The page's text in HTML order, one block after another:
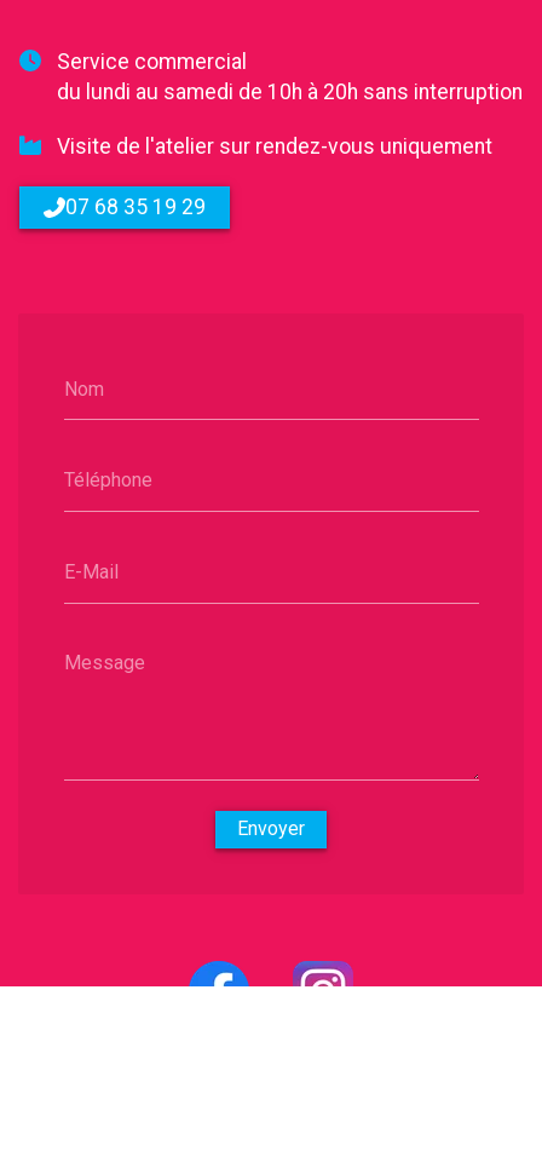
Nom
Téléphone
E-Mail
Message
Envoyer
Service commercial
du lundi au samedi de 10h à 20h sans interruption
Visite de l'atelier sur rendez-vous uniquement
07 68 35 19 29